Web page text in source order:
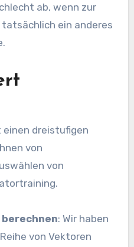
ab, wenn zur
ein anderes
dreistufigen
von
von
: Wir haben
von Vektoren